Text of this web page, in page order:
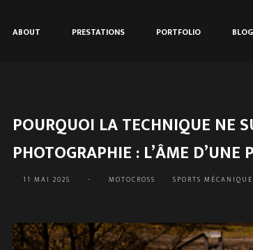
ABOUT PRESTATIONS PORTFOLIO BLOG
POURQUOI LA TECHNIQUE NE
PHOTOGRAPHIE : L’ÂME D’UNE
11 MAI 2025 - MOTOCROSS SPORTS